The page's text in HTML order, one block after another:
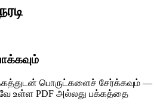
பொருட்களைச் சேர்க்கவும் —
உள்ள PDF அல்லது பக்கத்தை